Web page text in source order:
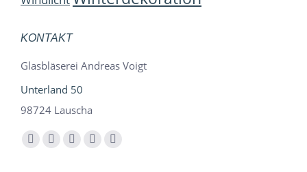
KONTAKT
Glasbläserei Andreas Voigt
Unterland 50
98724 Lauscha
Finden Sie uns auf:
Facebook
YouTubeInstagram
E-
Whatsapp